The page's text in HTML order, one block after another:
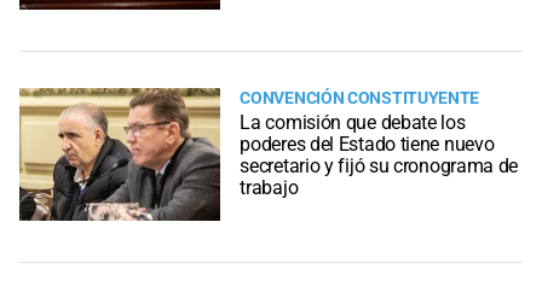
CONVENCIÓN CONSTITUYENTE
La comisión que debate los
poderes del Estado tiene nuevo
secretario y fijó su cronograma de
trabajo